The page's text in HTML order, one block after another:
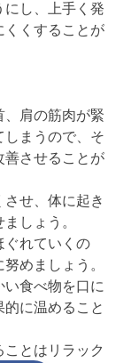
にし、上手く発
くくすることが
、肩の筋肉が緊
しまうので、そ
善させることが
せ、体に起き
しょう。
ぐれていくの
めましょう。
食べ物を口に
に温めること
とはリラック